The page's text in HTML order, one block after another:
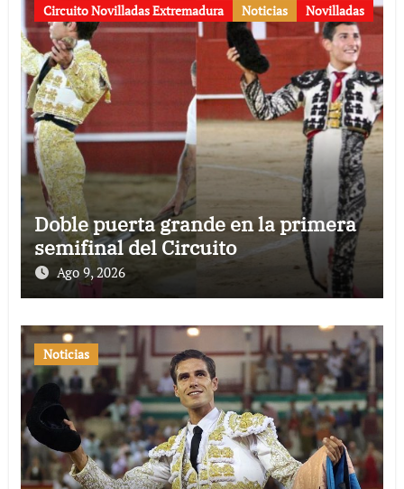
Circuito Novilladas Extremadura Noticias Novilladas
Doble puerta grande en la primera
semifinal del Circuito
Ago 9, 2026
Noticias